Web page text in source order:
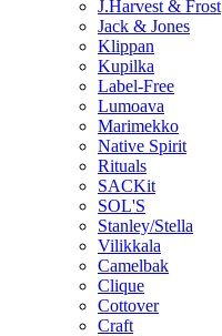
J.Harvest & Frost
Jack & Jones
Klippan
Kupilka
Label-Free
Lumoava
Marimekko
Native Spirit
Rituals
SACKit
SOL'S
Stanley/Stella
Vilikkala
Camelbak
Clique
Cottover
Craft